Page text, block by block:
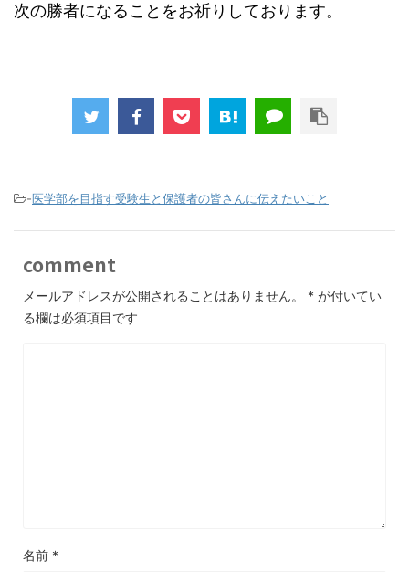
次の勝者になることをお祈りしております。
-医学部を目指す受験生と保護者の皆さんに伝えたいこと
comment
メールアドレスが公開されることはありません。 * が付いてい
る欄は必須項目です
名前 *